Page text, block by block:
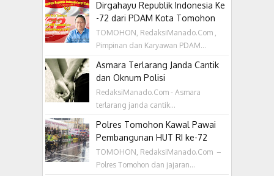
Dirgahayu Republik Indonesia Ke
-72 dari PDAM Kota Tomohon
TOMOHON, RedaksiManado.Com ,
Pimpinan dan Karyawan PDAM...
Asmara Terlarang Janda Cantik
dan Oknum Polisi
RedaksiManado.Com - Asmara
terlarang janda cantik...
Polres Tomohon Kawal Pawai
Pembangunan HUT RI ke-72
TOMOHON, RedaksiManado.Com –
Polres Tomohon dan jajaran...